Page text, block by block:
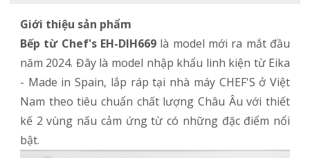
Giới thiệu sản phẩm
Bếp từ Chef's EH-DIH669là model mới ra mắt đầu
năm 2024. Đây là model nhập khẩu linh kiện từ Eika
- Made in Spain, lắp ráp tại nhà máy CHEF'S ở Việt
Nam theo tiêu chuẩn chất lượng Châu Âu với thiết
kế 2 vùng nấu cảm ứng từ có những đặc điểm nổi
bật.